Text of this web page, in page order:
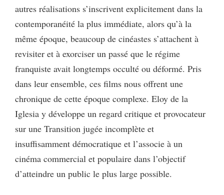
autres réalisations s’inscrivent explicitement dans la
contemporanéité la plus immédiate, alors qu’à la
même époque, beaucoup de cinéastes s’attachent à
revisiter et à exorciser un passé que le régime
franquiste avait longtemps occulté ou déformé. Pris
dans leur ensemble, ces films nous offrent une
chronique de cette époque complexe. Eloy de la
Iglesia y développe un regard critique et provocateur
sur une Transition jugée incomplète et
insuffisamment démocratique et l’associe à un
cinéma commercial et populaire dans l’objectif
d’atteindre un public le plus large possible.